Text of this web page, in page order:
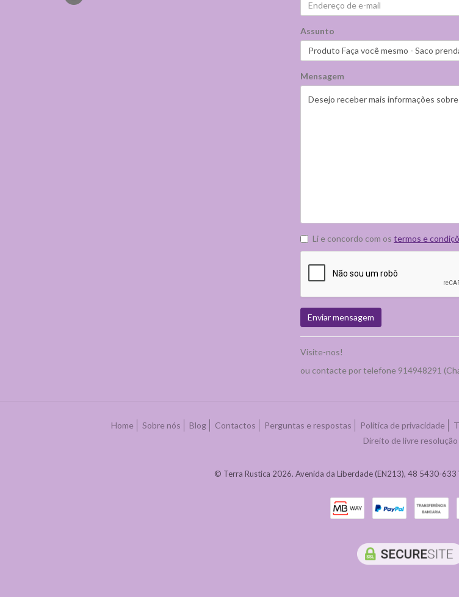
Assunto
Mensagem
Li e concordo com os termos e
Enviar mensagem
Visite-nos!
ou contacte por telefone 914948291
Home Sobre nós Blog Contactos Perguntas e respostas Política de privacidade
Direito de livre resolução
© Terra Rustica 2026. Avenida da Liberdade (EN213), 48 5430-